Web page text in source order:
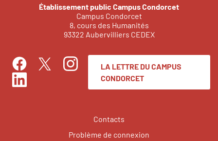
Établissement public Campus Condorcet
Campus Condorcet
8, cours des Humanités
93322 Aubervilliers CEDEX
FacebookTwitterInstagram
LinkedIn
LA LETTRE DU CAMPUS
CONDORCET
Contacts
Problème de connexion